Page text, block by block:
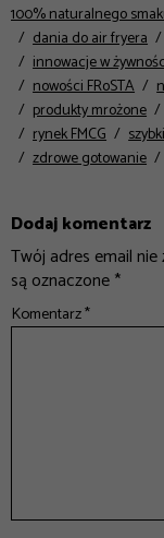
100% naturalnego
dania do air fryera
innowacje w
nowości FRoSTA
produkty mrożone
rynek FMCG
zdrowe gotowanie
Dodaj komentarz
Twój adres email
są oznaczone*
Komentarz*